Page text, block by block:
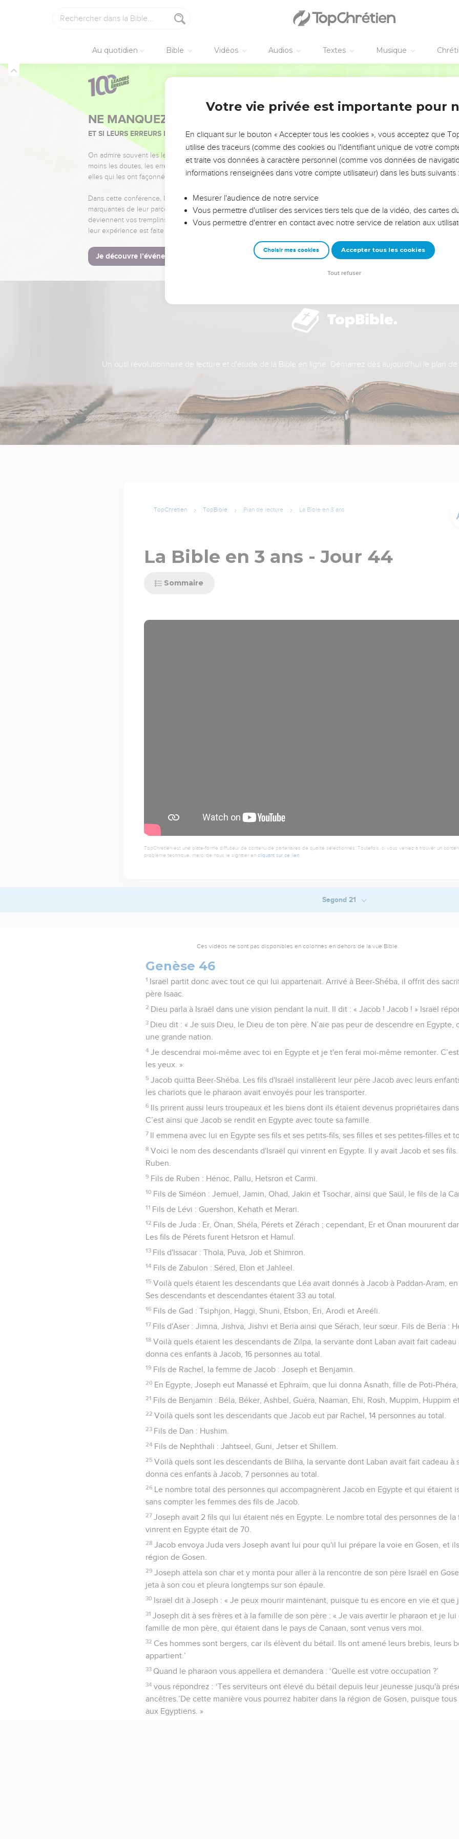
Au quotidien Bible Vidéos Audios Textes Musique
NE MANQUEZ PAS L’ÉVÉNEMENT DE L’ANNÉE !
ET SI LEURS ERREURS POUVAIENT VOUS ÉVITER LES VOTRES ?
On admire souvent les leaders pour leurs réussites, leur impact, leur foi ou leur vision. Mais on voit
moins les doutes, les erreurs et les saisons difficiles qu'ils ont traversés, alors même que ce sont
elles qui les ont façonnés.
Dans cette conférence, leaders, entrepreneurs, et responsables reviennent sur les erreurs
marquantes de leur parcours et les clés pour avancer avec plus de sagesse afin que leurs erreurs
deviennent vos tremplins. Que vous guidiez un ministère, une équipe, un groupe ou une famille,
leur expérience est faite pour vous.
Je découvre l’événement
Un outil révolutionnaire de lecture et d'étude de la Bible en ligne. Démarrez dès aujourd'hui le plan
TopChrétien TopBible Plan de lecture La Bible en 3 ans
La Bible en 3 ans - Jour 44
Sommaire
TopChrétien est une plate-forme diffuseur de contenu de partenaires de qualité sélectionnés. Toutefois, si vous veniez à trouver un
problème technique, merci de nous le signaler en cliquant sur ce lien
Segond 21
Ces vidéos ne sont pas disponibles en colonnes en dehors de la vue Bible.
Genèse 46
1
Israël partit donc avec tout ce qui lui appartenait. Arrivé à Beer-Shéba, il offrit des
père Isaac.
2 Dieu parla à Israël dans une vision pendant la nuit. Il dit : « Jacob ! Jacob ! » Israël
3 Dieu dit : « Je suis Dieu, le Dieu de ton père. N’aie pas peur de descendre en Egypte,
une grande nation.
4 Je descendrai moi-même avec toi en Egypte et je t'en ferai moi-même remonter.
les yeux. »
5 Jacob quitta Beer-Shéba. Les fils d'Israël installèrent leur père Jacob avec leurs
les chariots que le pharaon avait envoyés pour les transporter.
6
Ils prirent aussi leurs troupeaux et les biens dont ils étaient devenus propriétaires dans
C’est ainsi que Jacob se rendit en Egypte avec toute sa famille.
7 Il emmena avec lui en Egypte ses fils et ses petits-fils, ses filles et ses petites-filles et
8 Voici le nom des descendants d'Israël qui vinrent en Egypte. Il y avait Jacob et ses
Ruben.
9 Fils de Ruben : Hénoc, Pallu, Hetsron et Carmi.
10 Fils de Siméon : Jemuel, Jamin, Ohad, Jakin et Tsochar, ainsi que Saül, le fils de la
11 Fils de Lévi : Guershon, Kehath et Merari.
12 Fils de Juda : Er, Onan, Shéla, Pérets et Zérach ; cependant, Er et Onan moururent
Les fils de Pérets furent Hetsron et Hamul.
13 Fils d'Issacar : Thola, Puva, Job et Shimron.
14 Fils de Zabulon : Séred, Elon et Jahleel.
15 Voilà quels étaient les descendants que Léa avait donnés à Jacob à Paddan-Aram,
Ses descendants et descendantes étaient 33 au total.
16 Fils de Gad : Tsiphjon, Haggi, Shuni, Etsbon, Eri, Arodi et Areéli.
17 Fils d'Aser : Jimna, Jishva, Jishvi et Beria ainsi que Sérach, leur sœur. Fils de Beria :
18 Voilà quels étaient les descendants de Zilpa, la servante dont Laban avait fait cadeau
donna ces enfants à Jacob, 16 personnes au total.
19 Fils de Rachel, la femme de Jacob : Joseph et Benjamin.
20 En Egypte, Joseph eut Manassé et Ephraïm, que lui donna Asnath, fille de Poti-
21 Fils de Benjamin : Béla, Béker, Ashbel, Guéra, Naaman, Ehi, Rosh, Muppim, Huppim et
22 Voilà quels sont les descendants que Jacob eut par Rachel, 14 personnes au total.
23 Fils de Dan : Hushim.
24 Fils de Nephthali : Jahtseel, Guni, Jetser et Shillem.
25 Voilà quels sont les descendants de Bilha, la servante dont Laban avait fait cadeau à
donna ces enfants à Jacob, 7 personnes au total.
26
Le nombre total des personnes qui accompagnèrent Jacob en Egypte et qui étaient
sans compter les femmes des fils de Jacob.
27 Joseph avait 2 fils qui lui étaient nés en Egypte. Le nombre total des personnes de
vinrent en Egypte était de 70.
28 Jacob envoya Juda vers Joseph avant lui pour qu'il lui prépare la voie en Gosen, et
région de Gosen.
29 Joseph attela son char et y monta pour aller à la rencontre de son père Israël en
jeta à son cou et pleura longtemps sur son épaule.
30 Israël dit à Joseph : « Je peux mourir maintenant, puisque tu es encore en vie et que
31 Joseph dit à ses frères et à la famille de son père : « Je vais avertir le pharaon et je lui
famille de mon père, qui étaient dans le pays de Canaan, sont venus vers moi.
32 Ces hommes sont bergers, car ils élèvent du bétail. Ils ont amené leurs brebis, leurs
appartient.’
33 Quand le pharaon vous appellera et demandera : ‘Quelle est votre occupation ?’
34 vous répondrez : ‘Tes serviteurs ont élevé du bétail depuis leur jeunesse jusqu'à
ancêtres.’De cette manière vous pourrez habiter dans la région de Gosen, puisque
aux Egyptiens. »
Votre vie privée est importante pour
En cliquant sur le bouton « Accepter tous les cookies », vous acceptez que
utilise des traceurs (comme des cookies ou l'identifiant unique de votre
et traite vos données à caractère personnel (comme vos données de
informations renseignées dans votre compte utilisateur) dans les buts suivants :
Mesurer l'audience de notre service
Vous permettre d'utiliser des services tiers tels que de la vidéo, des cartes
Vous permettre d'entrer en contact avec notre service de relation aux
Choisir mes cookies Accepter tous les cookies
Tout refuser